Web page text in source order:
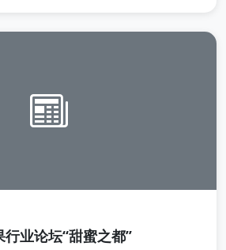
业论坛“甜蜜之都”